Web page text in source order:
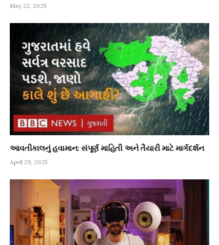
May 22, 2025
આવતીકાલનું હવામાન: સંપૂર્ણ માહિતી અને તૈયારી માટે માર્ગદર્શન
April 29, 2025